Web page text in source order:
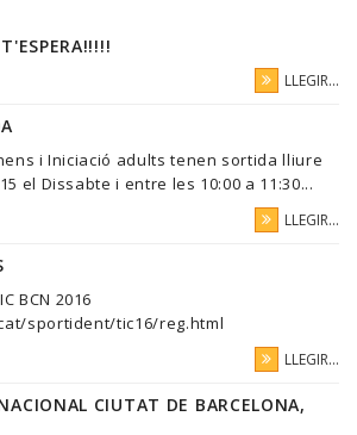
LLEGIR...
i Iniciació adults tenen sortida lliure
el Dissabte i entre les 10:00 a 11:30...
LLEGIR...
BCN 2016
sportident/tic16/reg.html
LLEGIR...
CIUTAT DE BARCELONA,